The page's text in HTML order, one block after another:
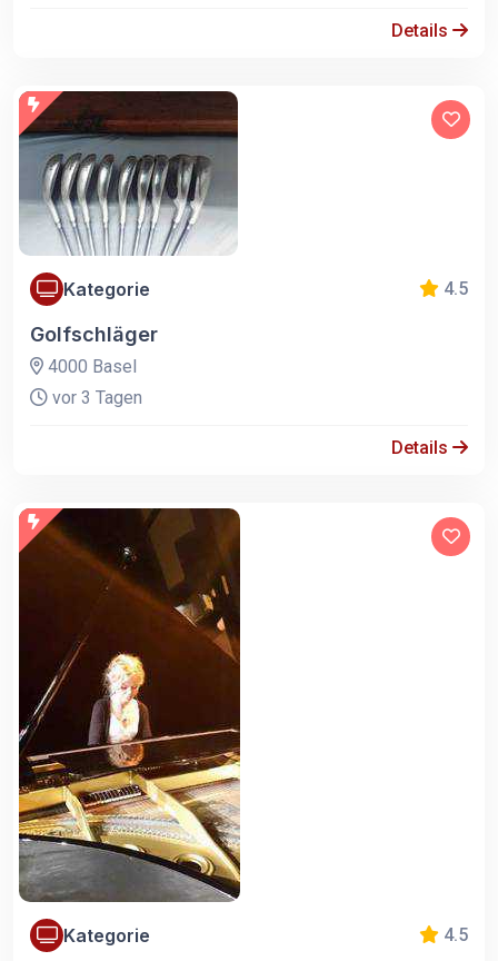
Details
Kategorie 4.5
Golfschläger
4000 Basel
vor 3 Tagen
Details
Kategorie 4.5